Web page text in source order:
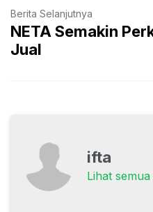
Berita Selanjutnya
NETA Semakin
Jual
ifta
Lihat